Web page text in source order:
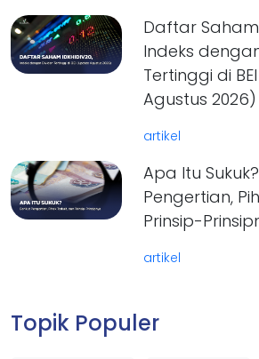
Daftar Saham
Indeks
Tertinggi di
Agustus 2026)
artikel
Apa Itu
Pengertian,
Prinsip-
artikel
Topik Populer